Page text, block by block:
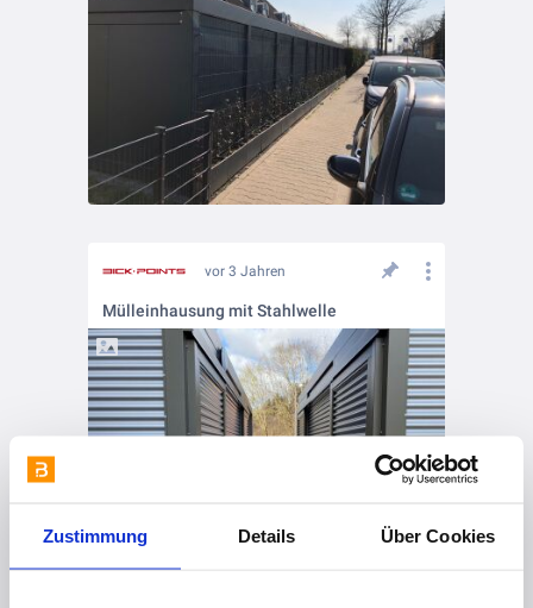
Zustimmung Details Über Cookies
vor 3 Jahren
Mülleinhausung mit Stahlwelle